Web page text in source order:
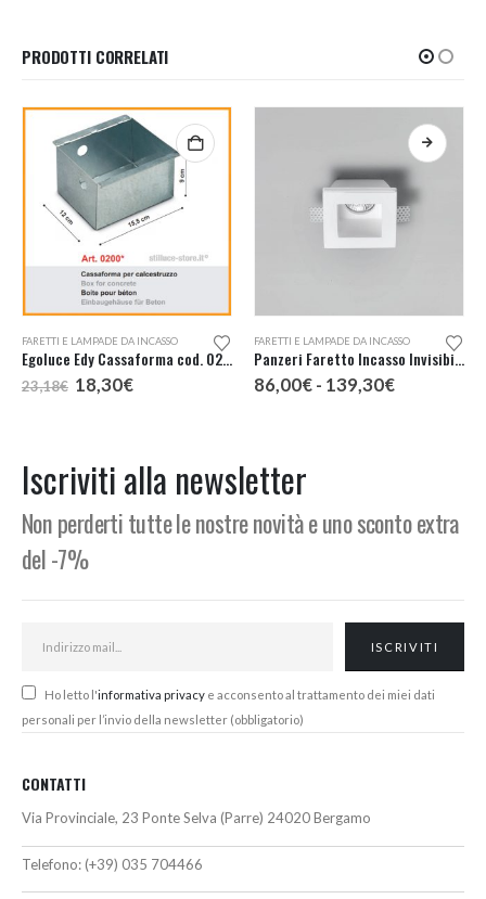
PRODOTTI CORRELATI
FARETTI E LAMPADE DA INCASSO
Egoluce Edy Cassaforma cod. 0200 – Accessorio
23,18€ Il
prezzo
18,30€Il
Questo prodotto ha più varianti. Le opzioni possono essere scelte nella pagina del prodotto
FARETTI E LAMPADE DA INCASSO
Panzeri Faretto Incasso Invisibili XGQ1004
86,00€ - 139,30€Fascia
Iscriviti alla newsletter
Non perderti tutte le nostre novità e uno sconto extra
del -7%
Ho letto l'informativa privacy e acconsento al trattamento dei miei dati
personali per l’invio della newsletter (obbligatorio)
CONTATTI
Via Provinciale, 23 Ponte Selva (Parre) 24020 Bergamo
Telefono: (+39) 035 704466